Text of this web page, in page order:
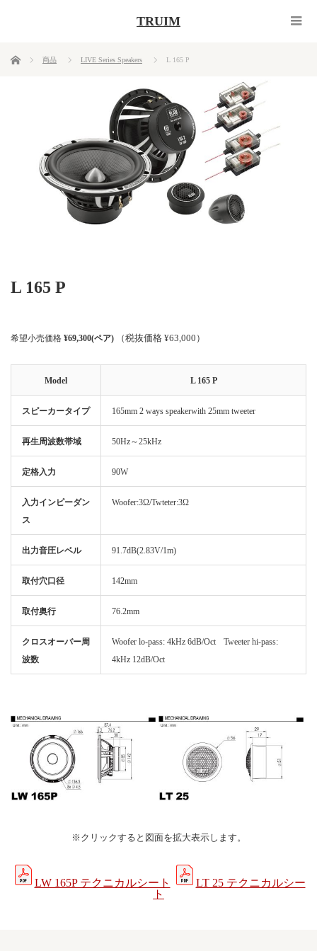
TRUIM
ホーム 商品 LIVE Series Speakers L 165 P
L 165 P
希望小売価格 ¥69,300(ペア) （税抜価格 ¥63,000）
Model L 165 P
スピーカータイプ 165mm 2 ways speakerwith 25mm tweeter
再生周波数帯域 50Hz～25kHz
定格入力 90W
入力インピーダン
ス
Woofer:3Ω/Twteter:3Ω
出力音圧レベル 91.7dB(2.83V/1m)
取付穴口径 142mm
取付奥行 76.2mm
クロスオーバー周
波数
Woofer lo-pass: 4kHz 6dB/Oct Tweeter hi-pass:
4kHz 12dB/Oct
※クリックすると図面を拡大表示します。
LW 165P テクニカルシート
LT 25 テクニカルシー
ト